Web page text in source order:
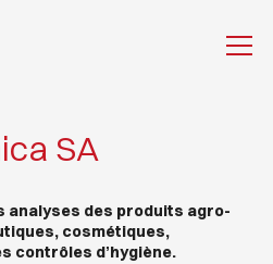
SA
analyses des produits agro-
cosmétiques,
contrôles d’hygiène.